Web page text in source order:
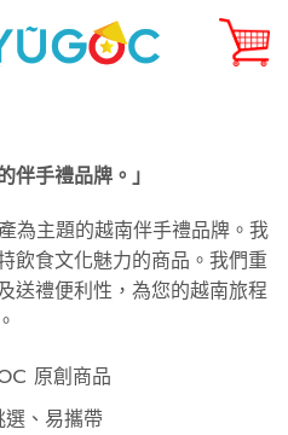
伴手禮品牌。」
為主題的越南伴手禮品牌。我
飲食文化魅力的商品。我們重
送禮便利性，為您的越南旅程
原創商品
、易攜帶